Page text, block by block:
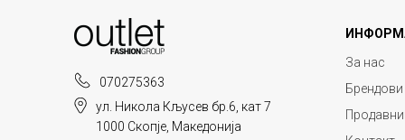
070275363
ул. Никола Кљусев бр.6, кат 7
1000 Скопје, Македонија
За нас
Брендови